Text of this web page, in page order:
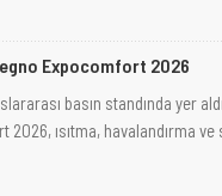
Expocomfort 2026
basın standında yer
2026, ısıtma, havalandırma ve